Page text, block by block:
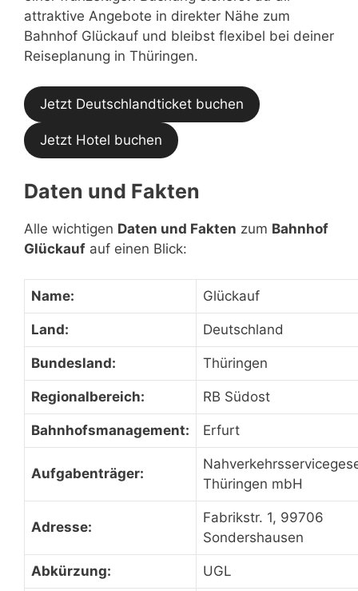
attraktive Angebote in direkter Nähe zum
Bahnhof Glückauf und bleibst flexibel bei deiner
Reiseplanung in Thüringen.
Jetzt Deutschlandticket buchen
Jetzt Hotel buchen
Daten und Fakten
Alle wichtigen Daten und Fakten zum Bahnhof
Glückauf auf einen Blick:
Name: Glückauf
Land: Deutschland
Bundesland: Thüringen
Regionalbereich: RB Südost
Bahnhofsmanagement: Erfurt
Aufgabenträger:
Thüringen mbH
Adresse:
Fabrikstr. 1, 99706
Sondershausen
Abkürzung: UGL